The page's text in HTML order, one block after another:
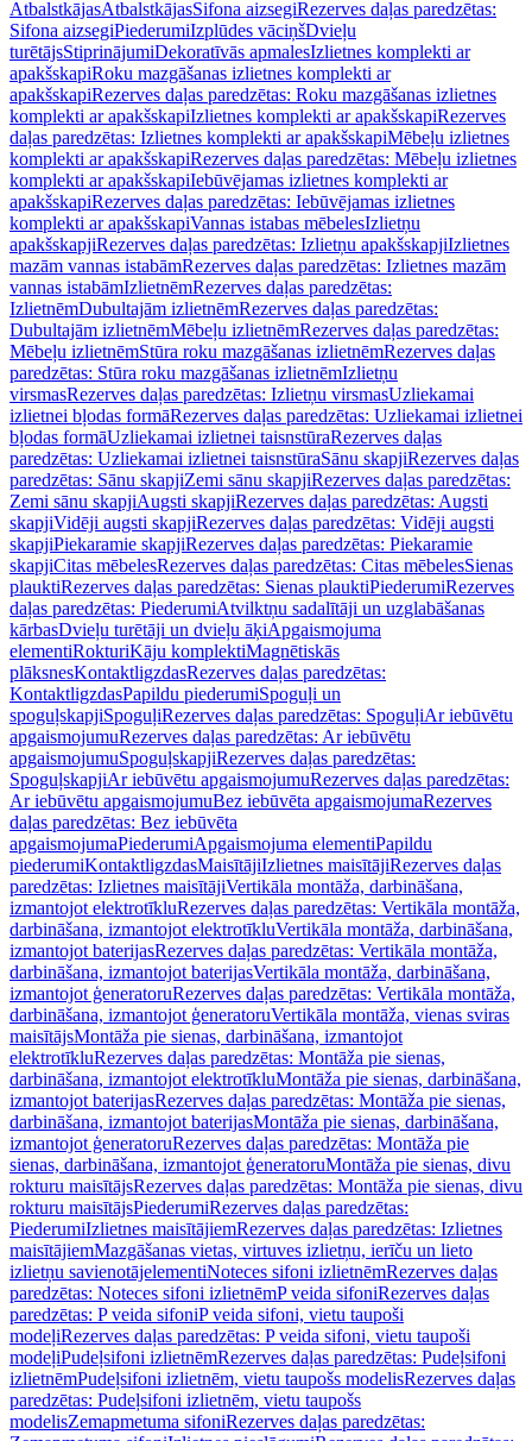
AtbalstkājasAtbalstkājasSifona aizsegiRezerves daļas paredzētas:
Sifona aizsegiPiederumiIzplūdes vāciņšDvieļu
turētājsStiprinājumiDekoratīvās apmalesIzlietnes komplekti ar
apakšskapiRoku mazgāšanas izlietnes komplekti ar
apakšskapiRezerves daļas paredzētas: Roku mazgāšanas izlietnes
komplekti ar apakšskapiIzlietnes komplekti ar apakšskapiRezerves
daļas paredzētas: Izlietnes komplekti ar apakšskapiMēbeļu izlietnes
komplekti ar apakšskapiRezerves daļas paredzētas: Mēbeļu izlietnes
komplekti ar apakšskapiIebūvējamas izlietnes komplekti ar
apakšskapiRezerves daļas paredzētas: Iebūvējamas izlietnes
komplekti ar apakšskapiVannas istabas mēbelesIzlietņu
apakšskapjiRezerves daļas paredzētas: Izlietņu apakšskapjiIzlietnes
mazām vannas istabāmRezerves daļas paredzētas: Izlietnes mazām
vannas istabāmIzlietnēmRezerves daļas paredzētas:
IzlietnēmDubultajām izlietnēmRezerves daļas paredzētas:
Dubultajām izlietnēmMēbeļu izlietnēmRezerves daļas paredzētas:
Mēbeļu izlietnēmStūra roku mazgāšanas izlietnēmRezerves daļas
paredzētas: Stūra roku mazgāšanas izlietnēmIzlietņu
virsmasRezerves daļas paredzētas: Izlietņu virsmasUzliekamai
izlietnei bļodas formāRezerves daļas paredzētas: Uzliekamai izlietnei
bļodas formāUzliekamai izlietnei taisnstūraRezerves daļas
paredzētas: Uzliekamai izlietnei taisnstūraSānu skapjiRezerves daļas
paredzētas: Sānu skapjiZemi sānu skapjiRezerves daļas paredzētas:
Zemi sānu skapjiAugsti skapjiRezerves daļas paredzētas: Augsti
skapjiVidēji augsti skapjiRezerves daļas paredzētas: Vidēji augsti
skapjiPiekaramie skapjiRezerves daļas paredzētas: Piekaramie
skapjiCitas mēbelesRezerves daļas paredzētas: Citas mēbelesSienas
plauktiRezerves daļas paredzētas: Sienas plauktiPiederumiRezerves
daļas paredzētas: PiederumiAtvilktņu sadalītāji un uzglabāšanas
kārbasDvieļu turētāji un dvieļu āķiApgaismojuma
elementiRokturiKāju komplektiMagnētiskās
plāksnesKontaktligzdasRezerves daļas paredzētas:
KontaktligzdasPapildu piederumiSpoguļi un
spoguļskapjiSpoguļiRezerves daļas paredzētas: SpoguļiAr iebūvētu
apgaismojumuRezerves daļas paredzētas: Ar iebūvētu
apgaismojumuSpoguļskapjiRezerves daļas paredzētas:
SpoguļskapjiAr iebūvētu apgaismojumuRezerves daļas paredzētas:
Ar iebūvētu apgaismojumuBez iebūvēta apgaismojumaRezerves
daļas paredzētas: Bez iebūvēta
apgaismojumaPiederumiApgaismojuma elementiPapildu
piederumiKontaktligzdasMaisītājiIzlietnes maisītājiRezerves daļas
paredzētas: Izlietnes maisītājiVertikāla montāža, darbināšana,
izmantojot elektrotīkluRezerves daļas paredzētas: Vertikāla montāža,
darbināšana, izmantojot elektrotīkluVertikāla montāža, darbināšana,
izmantojot baterijasRezerves daļas paredzētas: Vertikāla montāža,
darbināšana, izmantojot baterijasVertikāla montāža, darbināšana,
izmantojot ģeneratoruRezerves daļas paredzētas: Vertikāla montāža,
darbināšana, izmantojot ģeneratoruVertikāla montāža, vienas sviras
maisītājsMontāža pie sienas, darbināšana, izmantojot
elektrotīkluRezerves daļas paredzētas: Montāža pie sienas,
darbināšana, izmantojot elektrotīkluMontāža pie sienas, darbināšana,
izmantojot baterijasRezerves daļas paredzētas: Montāža pie sienas,
darbināšana, izmantojot baterijasMontāža pie sienas, darbināšana,
izmantojot ģeneratoruRezerves daļas paredzētas: Montāža pie
sienas, darbināšana, izmantojot ģeneratoruMontāža pie sienas, divu
rokturu maisītājsRezerves daļas paredzētas: Montāža pie sienas, divu
rokturu maisītājsPiederumiRezerves daļas paredzētas:
PiederumiIzlietnes maisītājiemRezerves daļas paredzētas: Izlietnes
maisītājiemMazgāšanas vietas, virtuves izlietņu, ierīču un lieto
izlietņu savienotājelementiNoteces sifoni izlietnēmRezerves daļas
paredzētas: Noteces sifoni izlietnēmP veida sifoniRezerves daļas
paredzētas: P veida sifoniP veida sifoni, vietu taupoši
modeļiRezerves daļas paredzētas: P veida sifoni, vietu taupoši
modeļiPudeļsifoni izlietnēmRezerves daļas paredzētas: Pudeļsifoni
izlietnēmPudeļsifoni izlietnēm, vietu taupošs modelisRezerves daļas
paredzētas: Pudeļsifoni izlietnēm, vietu taupošs
modelisZemapmetuma sifoniRezerves daļas paredzētas: